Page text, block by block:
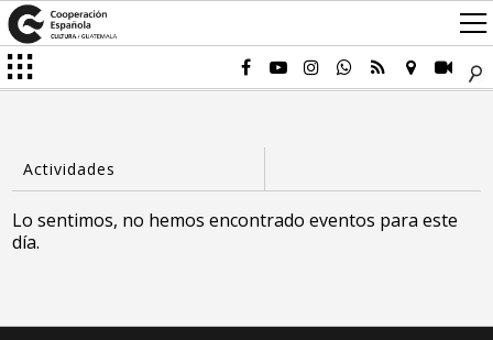
Lo sentimos, no hemos encontrado eventos para este
día.